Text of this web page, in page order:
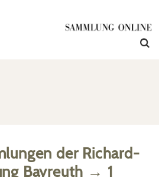
der Richard-
Bayreuth → 1